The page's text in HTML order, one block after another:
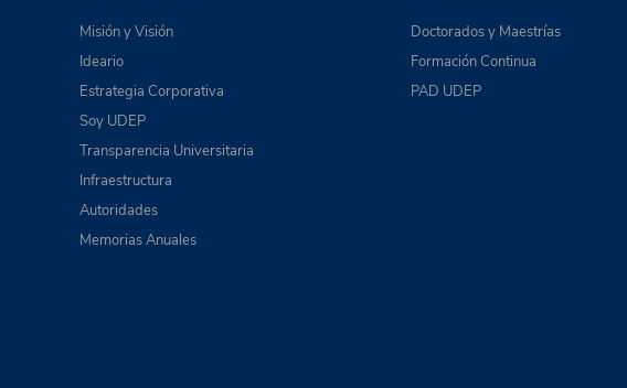
Misión y Visión
Ideario
Estrategia Corporativa
Soy UDEP
Transparencia Universitaria
Infraestructura
Autoridades
Memorias Anuales
Doctorados y Maestrías
Formación Continua
PAD UDEP